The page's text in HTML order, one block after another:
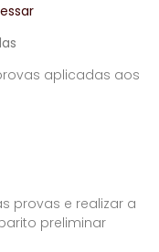
aplicadas aos
provas e realizar a
preliminar